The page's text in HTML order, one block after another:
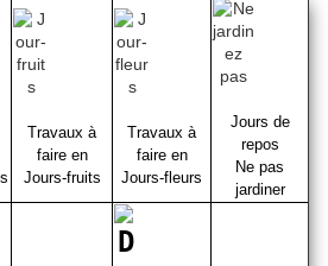
Travaux à
faire en
Jours-fruits
Travaux à
faire en
Jours-fleurs
Jours de
repos
Ne pas
jardiner